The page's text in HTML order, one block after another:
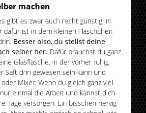
machen
gibt es zwar auch recht günstig im
dafür ist in dem kleinen Fläschchen
Besser also, du stellst deine
selber her. Dafür brauchst du ganz
Glasflasche, in der vorher ruhig
Saft drin gewesen sein kann und
Mixer. Wenn du gleich ganz viel
einmal die Arbeit und kannst dich
Tage versorgen. Ein bisschen nervig